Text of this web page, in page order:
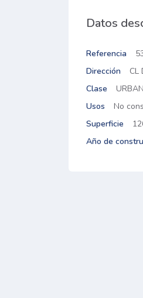
Datos
Referencia
Dirección
CL
Clase
Usos
No
Superficie
Año de